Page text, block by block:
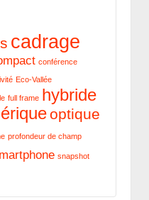
cadrage
conférence
Eco-Vallée
full frame hybride
optique
profondeur de champ
snapshot